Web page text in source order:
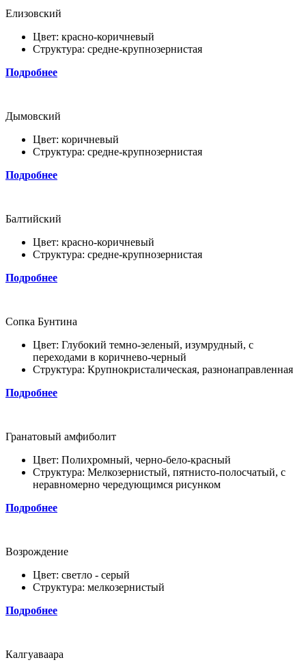
Елизовский
Цвет: красно-коричневый
Структура: средне-крупнозернистая
Подробнее
Дымовский
Цвет: коричневый
Структура: средне-крупнозернистая
Подробнее
Балтийский
Цвет: красно-коричневый
Структура: средне-крупнозернистая
Подробнее
Сопка Бунтина
Цвет: Глубокий темно-зеленый, изумрудный, с
переходами в коричнево-черный
Структура: Крупнокристалическая, разнонаправленная
Подробнее
Гранатовый амфиболит
Цвет: Полихромный, черно-бело-красный
Структура: Мелкозернистый, пятнисто-полосчатый, с
неравномерно чередующимся рисунком
Подробнее
Возрождение
Цвет: светло - серый
Структура: мелкозернистый
Подробнее
Калгуаваара